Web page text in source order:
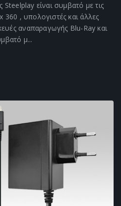
είναι συμβατό με τις
360 , υπολογιστές και άλλες
αναπαραγωγής Blu-Ray και
μ...